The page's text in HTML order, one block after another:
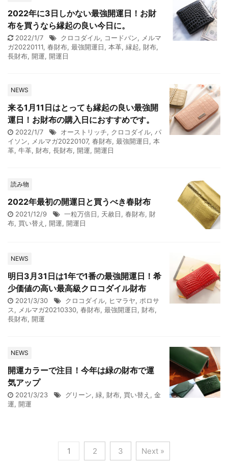
2022年に3日しかない最強開運日！お財
布を買うなら縁起の良い今日に。
2022/1/7 クロコダイル, コードバン, メルマ
ガ20220111, 春財布, 最強開運日, 本革, 縁起, 財布,
長財布, 開運, 開運日
NEWS
来る1月11日はとっても縁起の良い最強開
運日！お財布の購入日におすすめです。
2022/1/7 オーストリッチ, クロコダイル, パ
イソン, メルマガ20220107, 春財布, 最強開運日, 本
革, 牛革, 財布, 長財布, 開運, 開運日
読み物
2022年最初の開運日と買うべき春財布
2021/12/9 一粒万倍日, 天赦日, 春財布, 財
布, 買い替え , 開運, 開運日
NEWS
明日3月31日は1年で1番の最強開運日！希
少価値の高い最高級クロコダイル財布
2021/3/30 クロコダイル, ヒマラヤ, ポロサ
ス, メルマガ20210330, 春財布, 最強開運日, 財布,
長財布, 開運
NEWS
開運カラーで注目！今年は緑の財布で運
気アップ
2021/3/23 グリーン, 緑, 財布, 買い替え , 金
運, 開運
1 2 3 Next »